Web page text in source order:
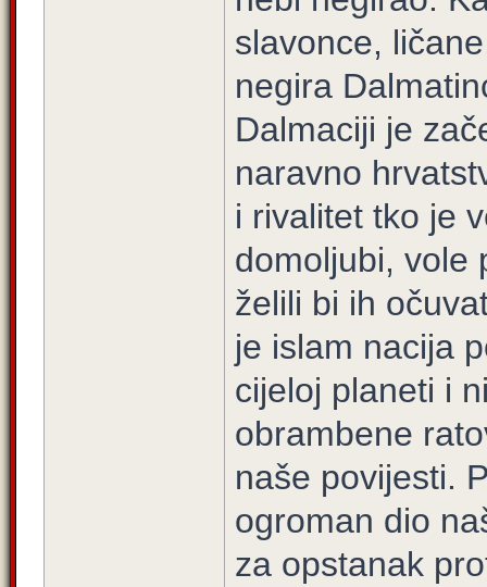
slavonce,
negira
Dalmaciji je
naravno
i rivalitet tko je
domoljubi, vole
želili bi ih
je islam nacija
cijeloj planeti i
obrambene
naše povijesti.
ogroman dio
za opstanak